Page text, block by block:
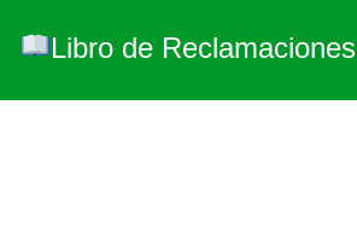
Libro de Reclamaciones